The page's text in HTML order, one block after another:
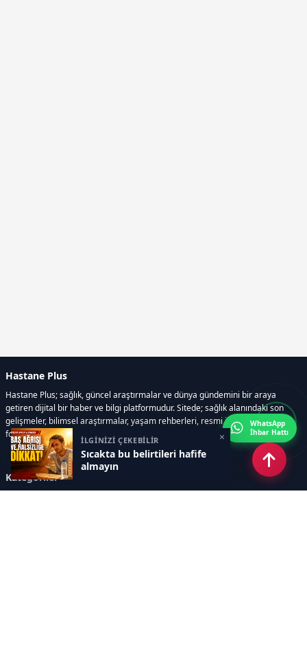
İLGİNİZİ ÇEKEBİLİR
Sıcakta bu belirtileri hafife
almayın
×
Hastane Plus
Hastane Plus; sağlık, güncel araştırmalar ve dünya gündemini bir araya
getiren dijital bir haber ve bilgi platformudur. Sitede; sağlık alanındaki son
gelişmeler, bilimsel araştırmalar, yaşam rehberleri, resmi ilanlar, video ve
fotoğraf galerileri ve e-gazete içerikleri yer almaktadır.
Kategoriler
WhatsApp
İhbar Hattı